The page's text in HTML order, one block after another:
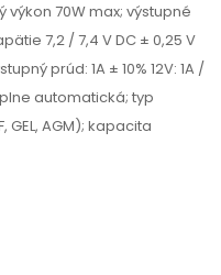
výkon 70W max; výstupné
7,2 / 7,4 V DC ± 0,25 V
prúd: 1A ± 10% 12V: 1A /
automatická; typ
AGM); kapacita